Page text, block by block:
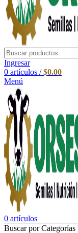
Ingresar
0 artículos / $0.00
Menú
0 artículos
Buscar por Categorías